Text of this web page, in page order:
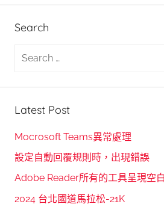
分
Search
h
f
:
Latest Post
Mocrosoft Teams異常處理
設定自動回覆規則時，出現錯誤
Adobe Reader所有的工具呈現空
2024 台北國道馬拉松-21K